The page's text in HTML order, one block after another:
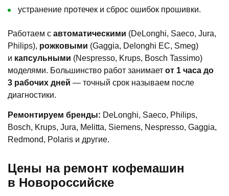
устранение протечек и сброс ошибок прошивки.
Работаем с автоматическими (DeLonghi, Saeco, Jura,
Philips), рожковыми (Gaggia, Delonghi EC, Smeg)
и капсульными (Nespresso, Krups, Bosch Tassimo)
моделями. Большинство работ занимает от 1 часа до
3 рабочих дней — точный срок называем после
диагностики.
Ремонтируем бренды: DeLonghi, Saeco, Philips,
Bosch, Krups, Jura, Melitta, Siemens, Nespresso, Gaggia,
Redmond, Polaris и другие.
Цены на ремонт кофемашин
в Новороссийске